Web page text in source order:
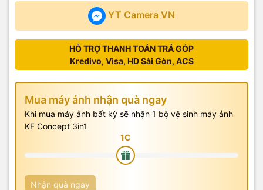
YT Camera VN
HỖ TRỢ THANH TOÁN TRẢ GÓP
Kredivo, Visa, HD Sài Gòn, ACS
Mua máy ảnh nhận quà ngay
Khi mua máy ảnh bất kỳ sẽ nhận 1 bộ vệ sinh máy ảnh
KF Concept 3in1
Nhận quà ngay